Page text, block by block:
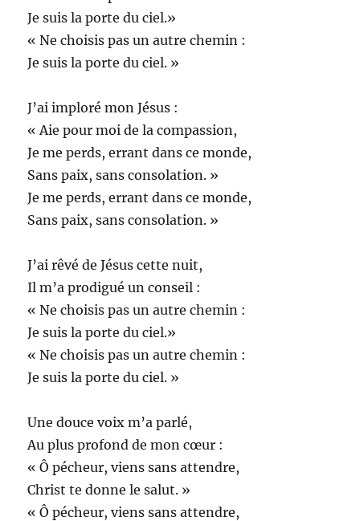
Je suis la porte du ciel.»
« Ne choisis pas un autre chemin :
Je suis la porte du ciel. »
J’ai imploré mon Jésus :
« Aie pour moi de la compassion,
Je me perds, errant dans ce monde,
Sans paix, sans consolation. »
Je me perds, errant dans ce monde,
Sans paix, sans consolation. »
J’ai rêvé de Jésus cette nuit,
Il m’a prodigué un conseil :
« Ne choisis pas un autre chemin :
Je suis la porte du ciel.»
« Ne choisis pas un autre chemin :
Je suis la porte du ciel. »
Une douce voix m’a parlé,
Au plus profond de mon cœur :
« Ô pécheur, viens sans attendre,
Christ te donne le salut. »
« Ô pécheur, viens sans attendre,